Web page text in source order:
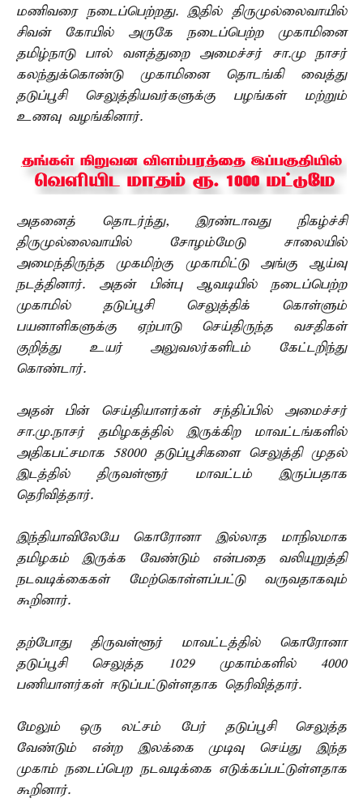
மணிவரை நடைப்பெற்றது. இதில் திருமுல்லைவாயில்
சிவன் கோயில் அருகே நடைப்பெற்ற முகாமினை
தமிழ்நாடு பால் வளத்துறை அமைச்சர் சா.மு நாசர்
கலந்துக்கொண்டு முகாமினை தொடங்கி வைத்து
தடுப்பூசி செலுத்தியவர்களுக்கு பழங்கள் மற்றும்
உணவு வழங்கினார்.
அதனைத் தொடர்ந்து, இரண்டாவது நிகழ்ச்சி
திருமுல்லைவாயில் சோழம்மேடு சாலையில்
அமைந்திருந்த முகமிற்கு முகாமிட்டு அங்கு ஆய்வு
நடத்தினார். அதன் பின்பு ஆவடியில் நடைப்பெற்ற
முகாமில் தடுப்பூசி செலுத்திக் கொள்ளும்
பயனாளிகளுக்கு ஏற்பாடு செய்திருந்த வசதிகள்
குறித்து உயர் அலுவலர்களிடம் கேட்டறிந்து
கொண்டார்.
அதன் பின் செய்தியாளர்கள் சந்திப்பில் அமைச்சர்
சா.மு.நாசர் தமிழகத்தில் இருக்கிற மாவட்டங்களில்
அதிகபட்சமாக 58000 தடுப்பூசிகளை செலுத்தி முதல்
இடத்தில் திருவள்ளூர் மாவட்டம் இருப்பதாக
தெரிவித்தார்.
இந்தியாவிலேயே கொரோனா இல்லாத மாநிலமாக
தமிழகம் இருக்க வேண்டும் என்பதை வலியுறுத்தி
நடவடிக்கைகள் மேற்கொள்ளப்பட்டு வருவதாகவும்
கூறினார்.
தற்போது திருவள்ளூர் மாவட்டத்தில் கொரோனா
தடுப்பூசி செலுத்த 1029 முகாம்களில் 4000
பணியாளர்கள் ஈடுப்பட்டுள்ளதாக தெரிவித்தார்.
மேலும் ஒரு லட்சம் பேர் தடுப்பூசி செலுத்த
வேண்டும் என்ற இலக்கை முடிவு செய்து இந்த
முகாம் நடைப்பெற நடவடிக்கை எடுக்கப்பட்டுள்ளதாக
கூறினார்.